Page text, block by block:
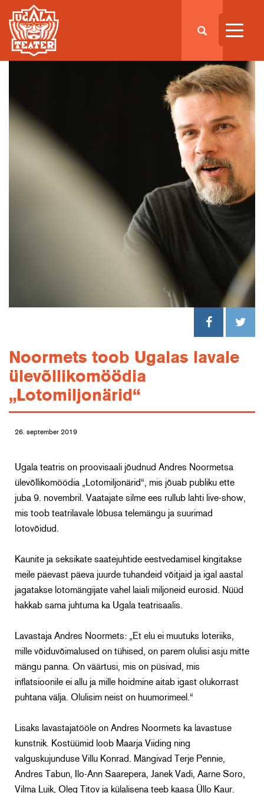
Noormets toob Ugalas lavale
ülevõllikomöödia
„Lotomiljonärid“
26. september 2019
Ugala teatris on proovisaali jõudnud Andres Noormetsa
ülevõllikomöödia „Lotomiljonärid“, mis jõuab publiku ette
juba 9. novembril. Vaatajate silme ees rullub lahti live-show,
mis toob teatrilavale lõbusa telemängu ja suurimad
lotovõidud.
Kaunite ja seksikate saatejuhtide eestvedamisel kingitakse
meile päevast päeva juurde tuhandeid võitjaid ja igal aastal
jagatakse lotomängijate vahel laiali miljoneid eurosid. Nüüd
hakkab sama juhtuma ka Ugala teatrisaalis.
Lavastaja Andres Noormets: „Et elu ei muutuks loteriiks,
mille võiduvõimalused on tühised, on parem olulisi asju mitte
mängu panna. On väärtusi, mis on püsivad, mis
inflatsioonile ei allu ja mille hoidmine aitab igast olukorrast
puhtana välja. Olulisim neist on huumorimeel.“
Lisaks lavastajatööle on Andres Noormets ka lavastuse
kunstnik. Kostüümid loob Maarja Viiding ning
valguskujunduse Villu Konrad. Mängivad Terje Pennie,
Andres Tabun, Ilo-Ann Saarepera, Janek Vadi, Aarne Soro,
Vilma Luik, Oleg Titov ja külalisena teeb kaasa Üllo Kaur.